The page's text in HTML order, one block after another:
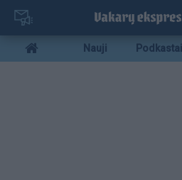
Pereiti
pagrindinį
turinį
Mobile
menu
Nauji Podkastai